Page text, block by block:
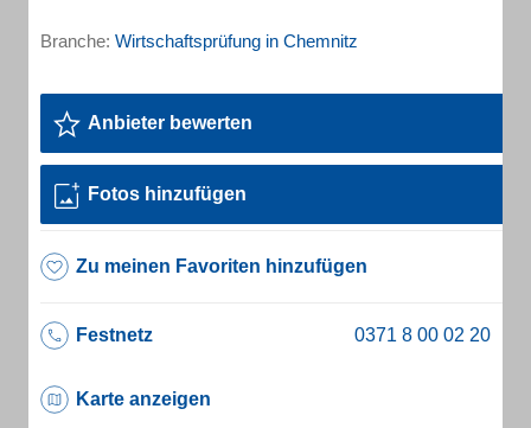
Branche: Wirtschaftsprüfung in Chemnitz
Anbieter bewerten
Fotos hinzufügen
Zu meinen Favoriten hinzufügen
Festnetz
Karte anzeigen